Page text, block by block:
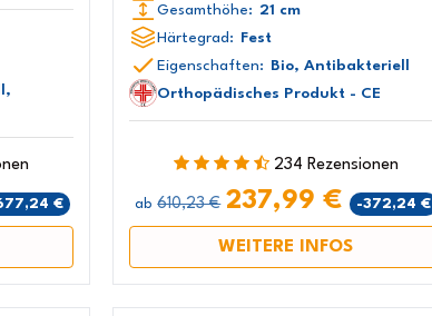
€
Gesamthöhe: 21 cm
Härtegrad: Fest
Eigenschaften: Bio, Antibakteriell
Orthopädisches Produkt - CE
234 Rezensionen
ab 610,23 € 237,99 € -372,24 €
WEITERE INFOS